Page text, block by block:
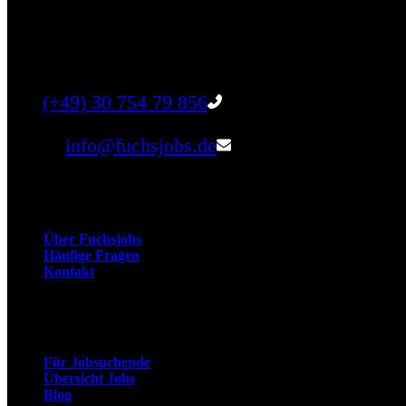
(+49) 30 754 79 856
info@fuchsjobs.de
Über Fuchsjobs
Häufige Fragen
Kontakt
Für Jobsuchende
Übersicht Jobs
Blog